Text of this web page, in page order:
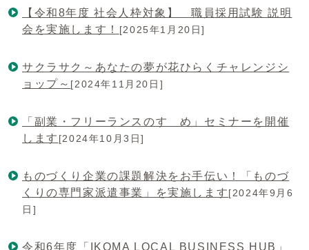
【令和8年度 社会人枠対象】 職員採用試験 説明
会を実施します！
[2025年1月20日]
サクラサク～あなたの夢が花ひらくチャレンジシ
ョップ～ [2024年11月20日]
「副業・フリーランスのすゝめ」セミナーを開催
します [2024年10月3日]
ものづくり企業の課題解決をお手伝い！「ものづ
くりの専門家派遣事業」を実施します[2024年9月6
日]
令和6年度「IKOMA LOCAL BUSINESS HUB」